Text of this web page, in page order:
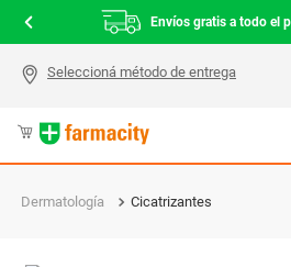
Envíos gratis a todo el
Dermatología Cicatrizantes